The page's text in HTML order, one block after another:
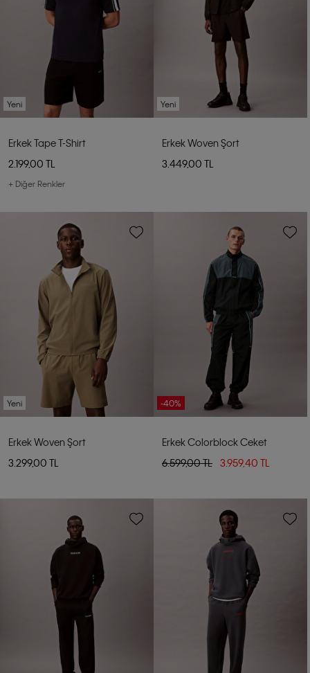
Yeni
Erkek Tape T-Shirt
2.199,00 TL
+ Diğer Renkler
Yeni
Erkek Woven Şort
3.449,00 TL
Yeni
Erkek Woven Şort
3.299,00 TL
-40%
Erkek Colorblock Ceket
6.599,00 TL
3.959,40 TL